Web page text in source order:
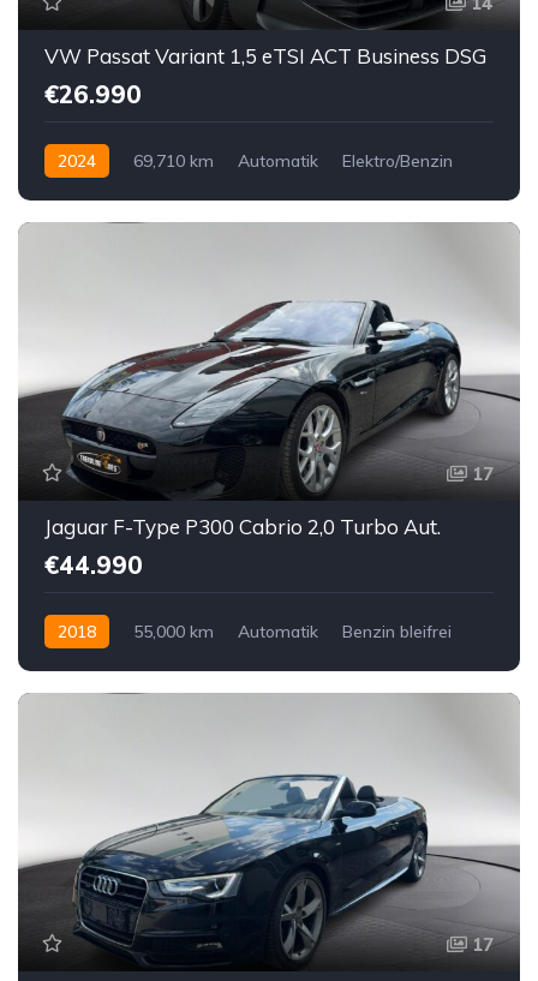
VW Passat Variant 1,5 eTSI ACT Business DSG
€26.990
2024 69,710 km Automatik
Elektro/Benzin
17
Jaguar F-Type P300 Cabrio 2,0 Turbo Aut.
€44.990
2018 55,000 km Automatik
Benzin bleifrei
17